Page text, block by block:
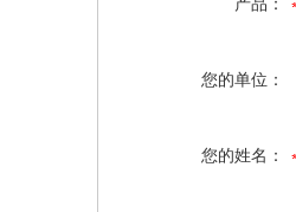
产品：
您的单位：
您的姓名：